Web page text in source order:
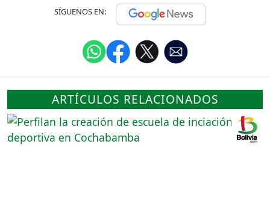
SÍGUENOS EN:
ARTÍCULOS RELACIONADOS